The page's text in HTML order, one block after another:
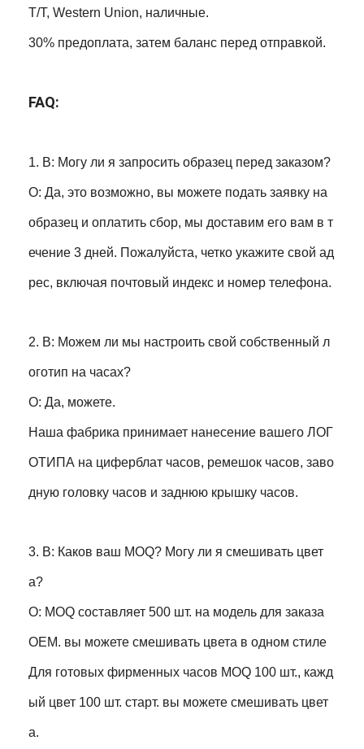
T/T, Western Union, наличные.
30% предоплата, затем баланс перед отправкой.
FAQ:
1. В: Могу ли я запросить образец перед заказом?
О: Да, это возможно, вы можете подать заявку на
образец и оплатить сбор, мы доставим его вам в т
ечение 3 дней. Пожалуйста, четко укажите свой ад
рес, включая почтовый индекс и номер телефона.
2. В: Можем ли мы настроить свой собственный л
оготип на часах?
О: Да, можете.
Наша фабрика принимает нанесение вашего ЛОГ
ОТИПА на циферблат часов, ремешок часов, заво
дную головку часов и заднюю крышку часов.
3. В: Каков ваш MOQ? Могу ли я смешивать цвет
а?
О: MOQ составляет 500 шт. на модель для заказа
OEM. вы можете смешивать цвета в одном стиле
Для готовых фирменных часов MOQ 100 шт., кажд
ый цвет 100 шт. старт. вы можете смешивать цвет
а.